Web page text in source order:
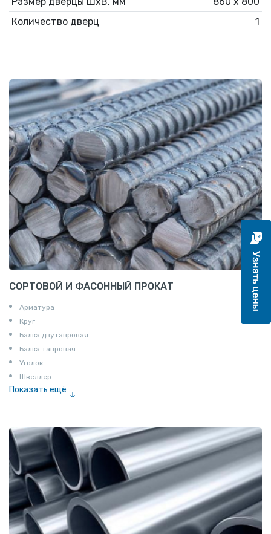
Количество дверц
1
СОРТОВОЙ И ФАСОННЫЙ ПРОКАТ
Арматура
Круг
Балка двутавровая
Балка тавровая
Уголок
Швеллер
Показать ещё
Катанка
Шестигранник
Полособульб
Полукруг
Шпунт Ларсена